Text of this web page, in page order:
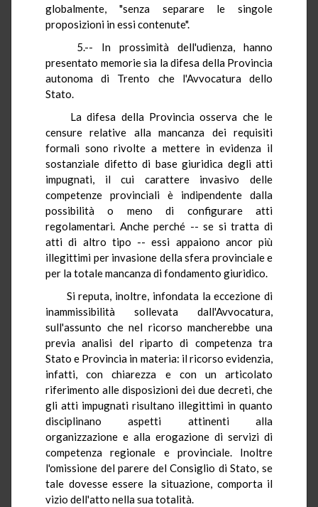
globalmente, "senza separare le singole
proposizioni in essi contenute".
5.-- In prossimità dell'udienza, hanno
presentato memorie sia la difesa della Provincia
autonoma di Trento che l'Avvocatura dello
Stato.
La difesa della Provincia osserva che le
censure relative alla mancanza dei requisiti
formali sono rivolte a mettere in evidenza il
sostanziale difetto di base giuridica degli atti
impugnati, il cui carattere invasivo delle
competenze provinciali è indipendente dalla
possibilità o meno di configurare atti
regolamentari. Anche perché -- se si tratta di
atti di altro tipo -- essi appaiono ancor più
illegittimi per invasione della sfera provinciale e
per la totale mancanza di fondamento giuridico.
Si reputa, inoltre, infondata la eccezione di
inammissibilità sollevata dall'Avvocatura,
sull'assunto che nel ricorso mancherebbe una
previa analisi del riparto di competenza tra
Stato e Provincia in materia: il ricorso evidenzia,
infatti, con chiarezza e con un articolato
riferimento alle disposizioni dei due decreti, che
gli atti impugnati risultano illegittimi in quanto
disciplinano aspetti attinenti alla
organizzazione e alla erogazione di servizi di
competenza regionale e provinciale. Inoltre
l'omissione del parere del Consiglio di Stato, se
tale dovesse essere la situazione, comporta il
vizio dell'atto nella sua totalità.